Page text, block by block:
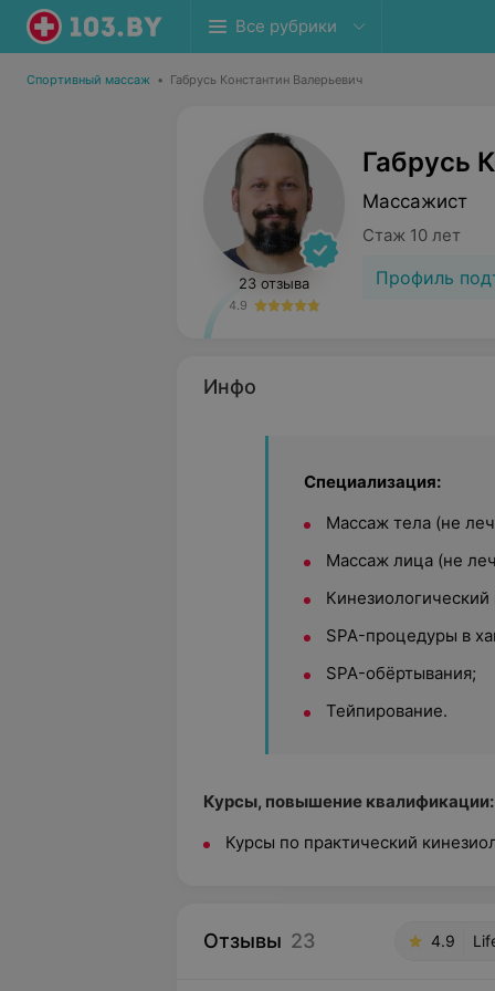
Все рубрики
Спортивный массаж • Габрусь Константин Валерьевич
23 отзыва
4.9
Габрусь
Массажист
Стаж 10 лет
Профиль
Инфо
Специализация:
Массаж тела (не
Массаж лица (не
SPA-процедуры в
SPA-обёртывания;
Тейпирование.
Курсы, повышение квалификации:
Курсы по практический
Отзывы 23 4.9